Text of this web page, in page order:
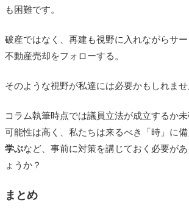
も困難です。
破産ではなく、再建も視野に入れながらサ
不動産売却をフォローする。
そのような視野が私達には必要かもしれませ
コラム執筆時点では議員立法が成立するか
可能性は高く、私たちは来るべき「時」に備
学ぶなど、事前に対策を講じておく必要が
ょうか？
まとめ